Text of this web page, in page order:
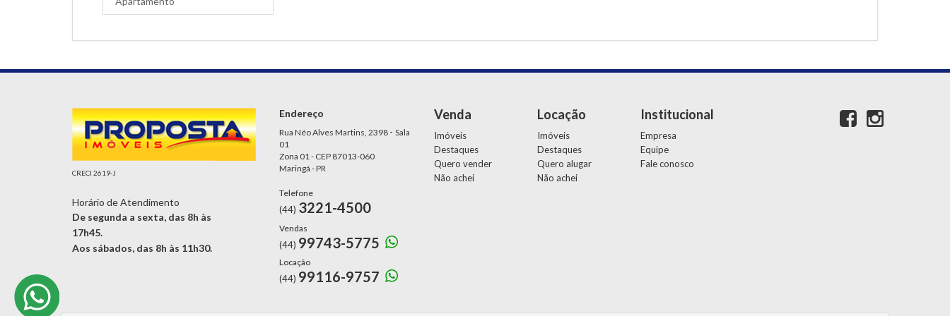
CRECI 2619-J
Horário de Atendimento
De segunda a sexta, das 8h às
17h45.
Aos sábados, das 8h às 11h30.
Endereço
Rua Néo Alves Martins, 2398 - Sala
01
Zona 01 - CEP 87013-060
Maringá - PR
Telefone
(44) 3221-4500
Vendas
(44) 99743-5775
Locação
(44) 99116-9757
Venda
Imóveis
Destaques
Quero vender
Não achei
Locação
Imóveis
Destaques
Quero alugar
Não achei
Institucional
Empresa
Equipe
Fale conosco